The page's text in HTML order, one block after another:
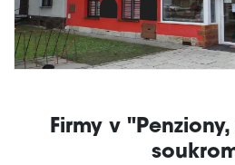
Firmy v